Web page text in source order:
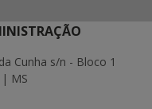
Cunha s/n - Bloco 1
| MS